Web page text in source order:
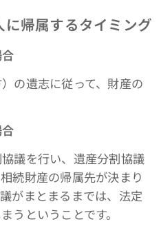
帰属するタイミング
遺志に従って、財産の
議を行い、遺産分割協議
続財産の帰属先が決まり
がまとまるまでは、法定
うということです。